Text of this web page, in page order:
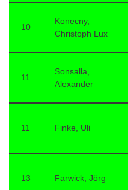
10
Konecny,
Christoph Lux
11
Sonsalla,
Alexander
11 Finke, Uli
13 Farwick, Jörg